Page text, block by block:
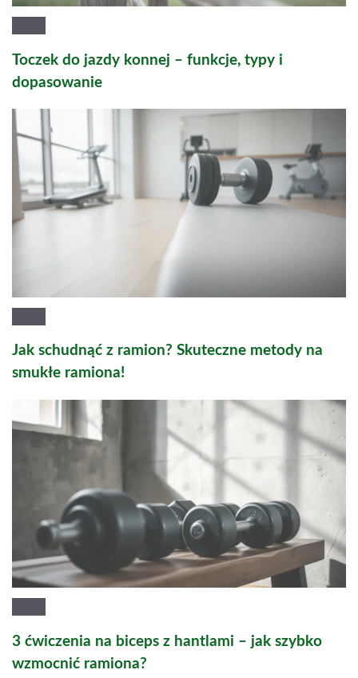
Toczek do jazdy konnej – funkcje, typy i
dopasowanie
Jak schudnąć z ramion? Skuteczne metody na
smukłe ramiona!
3 ćwiczenia na biceps z hantlami – jak szybko
wzmocnić ramiona?